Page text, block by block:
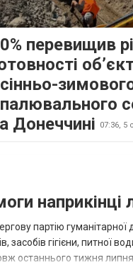
перевищив
Донеччині
07:36, 5
партію
гігієни, питної
останнього тижня